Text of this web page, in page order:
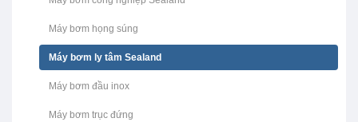
Máy bơm họng súng
Máy bơm ly tâm Sealand
Máy bơm đầu inox
Máy bơm trục đứng